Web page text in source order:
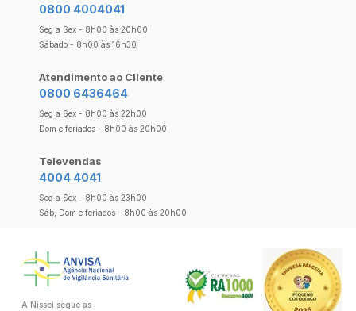
0800 4004041
Seg a Sex - 8h00 às 20h00
Sábado - 8h00 às 16h30
Atendimento ao Cliente
0800 6436464
Seg a Sex - 8h00 às 22h00
Dom e feriados - 8h00 às 20h00
Televendas
4004 4041
Seg a Sex - 8h00 às 23h00
Sáb, Dom e feriados - 8h00 às 20h00
A Nissei segue as